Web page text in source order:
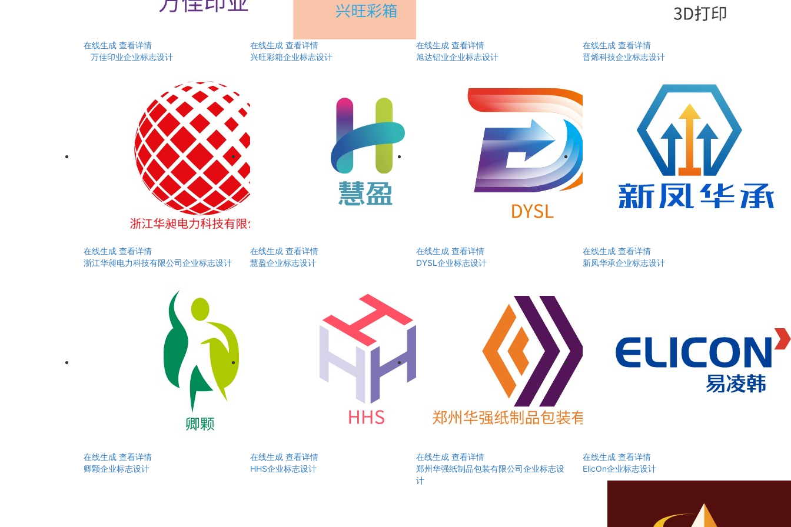
在线生成 查看详情
万佳印业企业标志设计
在线生成 查看详情
兴旺彩箱企业标志设计
在线生成 查看详情
旭达铝业企业标志设计
在线生成 查看详情
晋烯科技企业标志设计
在线生成 查看详情
浙江华昶电力科技有限公司企业标志设计
在线生成 查看详情
慧盈企业标志设计
在线生成 查看详情
DYSL企业标志设计
在线生成 查看详情
新凤华承企业标志设计
在线生成 查看详情
卿颗企业标志设计
在线生成 查看详情
HHS企业标志设计
在线生成 查看详情
郑州华强纸制品包装有限公司企业标志设
计
在线生成 查看详情
ElicOn企业标志设计